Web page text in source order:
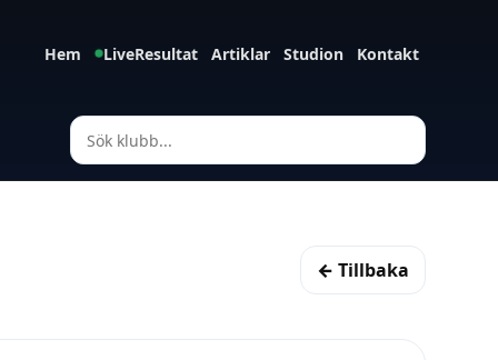
Hem LiveResultat Artiklar Studion Kontakt
← Tillbaka